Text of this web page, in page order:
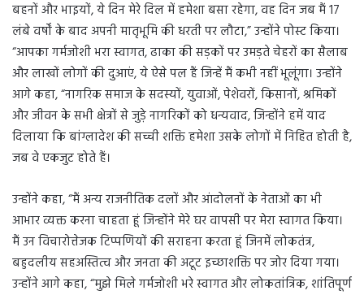
बहनों और भाइयों, ये दिन मेरे दिल में हमेशा बसा रहेगा, वह दिन जब मैं 17
लंबे वर्षों के बाद अपनी मातृभूमि की धरती पर लौटा,” उन्होंने पोस्ट किया।
“आपका गर्मजोशी भरा स्वागत, ढाका की सड़कों पर उमड़ते चेहरों का सैलाब
और लाखों लोगों की दुआएं, ये ऐसे पल हैं जिन्हें मैं कभी नहीं भूलूंगा। उन्होंने
आगे कहा, “नागरिक समाज के सदस्यों, युवाओं, पेशेवरों, किसानों, श्रमिकों
और जीवन के सभी क्षेत्रों से जुड़े नागरिकों को धन्यवाद, जिन्होंने हमें याद
दिलाया कि बांग्लादेश की सच्ची शक्ति हमेशा उसके लोगों में निहित होती है,
जब वे एकजुट होते हैं।
उन्होंने कहा, “मैं अन्य राजनीतिक दलों और आंदोलनों के नेताओं का भी
आभार व्यक्त करना चाहता हूं जिन्होंने मेरे घर वापसी पर मेरा स्वागत किया।
मैं उन विचारोत्तेजक टिप्पणियों की सराहना करता हूं जिनमें लोकतंत्र,
बहुदलीय सहअस्तित्व और जनता की अटूट इच्छाशक्ति पर जोर दिया गया।
उन्होंने आगे कहा, “मुझे मिले गर्मजोशी भरे स्वागत और लोकतांत्रिक, शांतिपूर्ण